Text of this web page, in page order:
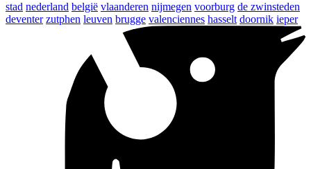
stad nederland belgië vlaanderen nijmegen voorburg de zwinsteden
deventer zutphen leuven brugge valenciennes hasselt doornik ieper